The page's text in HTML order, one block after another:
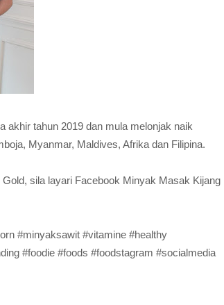
akhir tahun 2019 dan mula melonjak naik
Myanmar, Maldives, Afrika dan Filipina.
sila layari Facebook Minyak Masak Kijang
#minyaksawit #vitamine #healthy
#foodie #foods #foodstagram #socialmedia